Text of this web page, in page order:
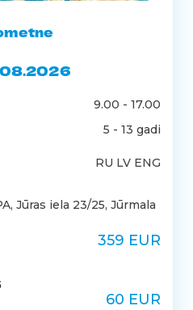
9.00 - 17.00
5 - 13 gadi
RU LV ENG
Jūras iela 23/25, Jūrmala
359 EUR
60 EUR